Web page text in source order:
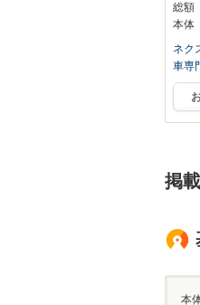
総額
本体
ネク
車専
掲
本